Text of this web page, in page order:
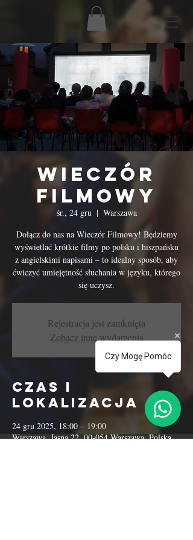
Wieczór
Filmowy
śr., 24 gru
  |
Warszawa
Dołącz do nas na Wieczór Filmowy! Będziemy
wyświetlać krótkie filmy po polsku i hiszpańsku
z angielskimi napisami – to idealny sposób, aby
ćwiczyć umiejętność słuchania w języku, którego
się uczysz.
Rejestracja jest zamknięta
Zobacz inne wydarzenia
Czas i
lokalizacja
24 gru 2025, 18:00 – 19:00
Warszawa, Jasna 22, 00-054 Warszawa, Polska
Czy Mogę Pomóc